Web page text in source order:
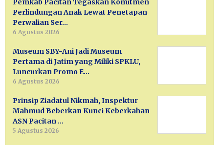
Pemkab Pacitan Tegaskan Komitmen
Perlindungan Anak Lewat Penetapan
Perwalian Ser…
6 Agustus 2026
Museum SBY-Ani Jadi Museum
Pertama di Jatim yang Miliki SPKLU,
Luncurkan Promo E…
6 Agustus 2026
Prinsip Ziadatul Nikmah, Inspektur
Mahmud Beberkan Kunci Keberkahan
ASN Pacitan …
5 Agustus 2026